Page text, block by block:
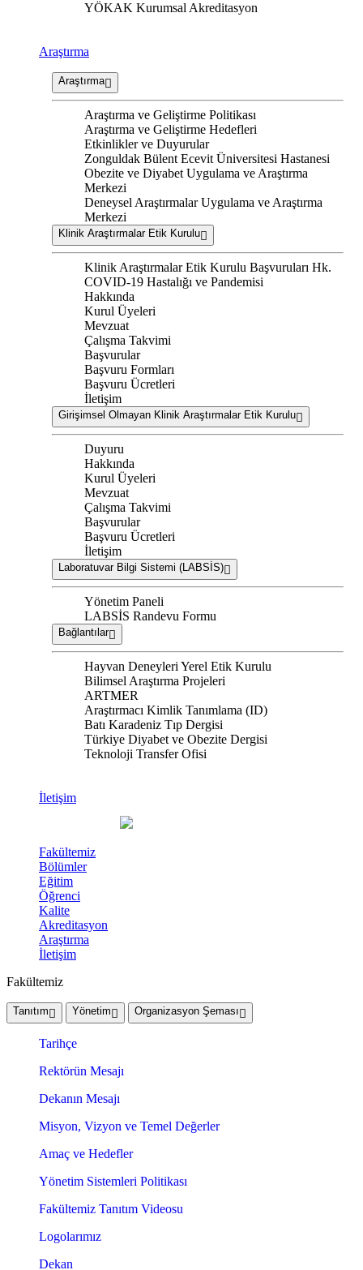
YÖKAK Kurumsal Akreditasyon
Araştırma
Araştırma
Araştırma ve Geliştirme Politikası
Araştırma ve Geliştirme Hedefleri
Etkinlikler ve Duyurular
Zonguldak Bülent Ecevit Üniversitesi Hastanesi
Obezite ve Diyabet Uygulama ve Araştırma
Merkezi
Deneysel Araştırmalar Uygulama ve Araştırma
Merkezi
Klinik Araştırmalar Etik Kurulu
Klinik Araştırmalar Etik Kurulu Başvuruları Hk.
COVID-19 Hastalığı ve Pandemisi
Hakkında
Kurul Üyeleri
Mevzuat
Çalışma Takvimi
Başvurular
Başvuru Formları
Başvuru Ücretleri
İletişim
Girişimsel Olmayan Klinik Araştırmalar Etik Kurulu
Duyuru
Hakkında
Kurul Üyeleri
Mevzuat
Çalışma Takvimi
Başvurular
Başvuru Ücretleri
İletişim
Laboratuvar Bilgi Sistemi (LABSİS)
Yönetim Paneli
LABSİS Randevu Formu
Bağlantılar
Hayvan Deneyleri Yerel Etik Kurulu
Bilimsel Araştırma Projeleri
ARTMER
Araştırmacı Kimlik Tanımlama (ID)
Batı Karadeniz Tıp Dergisi
Türkiye Diyabet ve Obezite Dergisi
Teknoloji Transfer Ofisi
İletişim
Fakültemiz
Bölümler
Eğitim
Öğrenci
Kalite
Akreditasyon
Araştırma
İletişim
Fakültemiz
Tanıtım Yönetim Organizasyon Şeması
Tarihçe
Rektörün Mesajı
Dekanın Mesajı
Misyon, Vizyon ve Temel Değerler
Amaç ve Hedefler
Yönetim Sistemleri Politikası
Fakültemiz Tanıtım Videosu
Logolarımız
Dekan